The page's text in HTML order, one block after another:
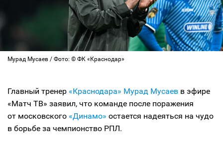
Мурад Мусаев / Фото: © ФК «Краснодар»
Главный тренер «Краснодара» Мурад Мусаев в эфире
«Матч ТВ» заявил, что команде после поражения
от московского «Динамо» остается надеяться на чудо
в борьбе за чемпионство РПЛ.